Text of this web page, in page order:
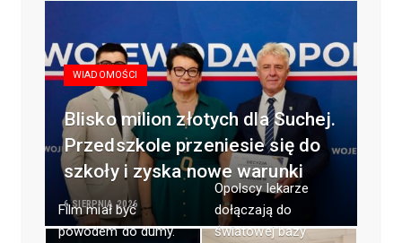
WIADOMOŚCI
Blisko milion złotych dla Suchej.
Przedszkole przeniesie się do
szkoły i zyska nowe warunki
6 SIERPNIA 2026
Film miał być
powodem do dumy.
Opolscy lekarze
dołączają do
światowej bazy